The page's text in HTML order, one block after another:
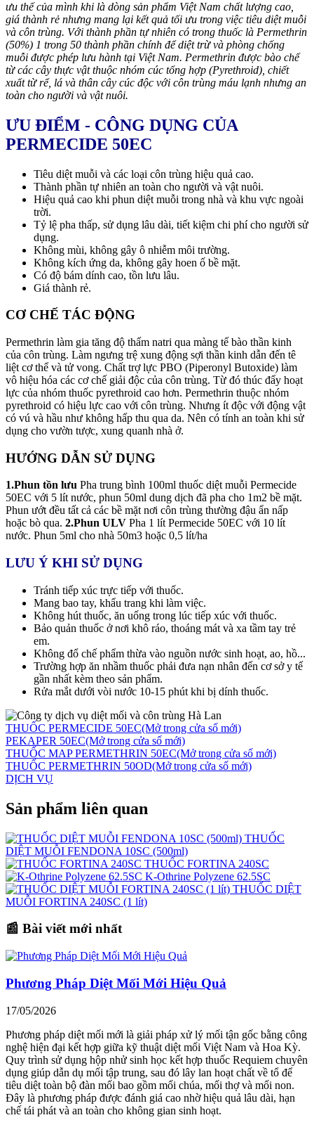
ưu thế của mình khi là dòng sản phẩm Việt Nam chất lượng cao,
giá thành rẻ nhưng mang lại kết quả tối ưu trong việc tiêu diệt muỗi
và côn trùng. Với thành phần tự nhiên có trong thuốc là Permethrin
(50%) 1 trong 50 thành phần chính để diệt trừ và phòng chống
muỗi được phép lưu hành tại Việt Nam. Permethrin được bào chế
từ các cây thực vật thuộc nhóm cúc tổng hợp (Pyrethroid), chiết
xuất từ rể, lá và thân cây cúc độc với côn trùng máu lạnh nhưng an
toàn cho người và vật nuôi.
ƯU ĐIỂM - CÔNG DỤNG CỦA
PERMECIDE 50EC
Tiêu diệt muỗi và các loại côn trùng hiệu quả cao.
Thành phần tự nhiên an toàn cho người và vật nuôi.
Hiệu quả cao khi phun diệt muỗi trong nhà và khu vực ngoài
trời.
Tỷ lệ pha thấp, sử dụng lâu dài, tiết kiệm chi phí cho người sử
dụng.
Không mùi, không gây ô nhiễm môi trường.
Không kích ứng da, không gây hoen ố bề mặt.
Có độ bám dính cao, tồn lưu lâu.
Giá thành rẻ.
CƠ CHẾ TÁC ĐỘNG
Permethrin làm gia tăng độ thấm natri qua màng tế bào thần kinh
của côn trùng. Làm ngưng trệ xung động sợi thần kinh dẫn đến tê
liệt cơ thể và tử vong. Chất trợ lực PBO (Piperonyl Butoxide) làm
vô hiệu hóa các cơ chế giải độc của côn trùng. Từ đó thúc đẩy hoạt
lực của nhóm thuốc pyrethroid cao hơn. Permethrin thuộc nhóm
pyrethroid có hiệu lực cao với côn trùng. Nhưng ít độc với động vật
có vú và hầu như không hấp thu qua da. Nên có tính an toàn khi sử
dụng cho vườn tược, xung quanh nhà ở.
HƯỚNG DẪN SỬ DỤNG
1.Phun tồn lưu Pha trung bình 100ml thuốc diệt muỗi Permecide
50EC với 5 lít nước, phun 50ml dung dịch đã pha cho 1m2 bề mặt.
Phun ướt đều tất cả các bề mặt nơi côn trùng thường đậu ẩn nấp
hoặc bò qua. 2.Phun ULV Pha 1 lít Permecide 50EC với 10 lít
nước. Phun 5ml cho nhà 50m3 hoặc 0,5 lít/ha
LƯU Ý KHI SỬ DỤNG
Tránh tiếp xúc trực tiếp với thuốc.
Mang bao tay, khẩu trang khi làm việc.
Không hút thuốc, ăn uống trong lúc tiếp xúc với thuốc.
Bảo quản thuốc ở nơi khô ráo, thoáng mát và xa tầm tay trẻ
em.
Không đổ chế phẩm thừa vào nguồn nước sinh hoạt, ao, hồ...
Trường hợp ăn nhầm thuốc phải đưa nạn nhân đến cơ sở y tế
gần nhất kèm theo sản phẩm.
Rửa mắt dưới vòi nước 10-15 phút khi bị dính thuốc.
THUỐC PERMECIDE 50EC(Mở trong cửa số mới)
PEKAPER 50EC(Mở trong cửa số mới)
THUỐC MAP PERMETHRIN 50EC(Mở trong cửa số mới)
THUỐC PERMETHRIN 50OD(Mở trong cửa số mới)
DỊCH VỤ
Sản phẩm liên quan
THUỐC
DIỆT MUỖI FENDONA 10SC (500ml)
THUỐC FORTINA 240SC
K-Othrine Polyzene 62.5SC
THUỐC DIỆT
MUỖI FORTINA 240SC (1 lít)
📰 Bài viết mới nhất
Phương Pháp Diệt Mối Mới Hiệu Quả
17/05/2026
Phương pháp diệt mối mới là giải pháp xử lý mối tận gốc bằng công
nghệ hiện đại kết hợp giữa kỹ thuật diệt mối Việt Nam và Hoa Kỳ.
Quy trình sử dụng hộp nhử sinh học kết hợp thuốc Requiem chuyên
dụng giúp dẫn dụ mối tập trung, sau đó lây lan hoạt chất về tổ để
tiêu diệt toàn bộ đàn mối bao gồm mối chúa, mối thợ và mối non.
Đây là phương pháp được đánh giá cao nhờ hiệu quả lâu dài, hạn
chế tái phát và an toàn cho không gian sinh hoạt.